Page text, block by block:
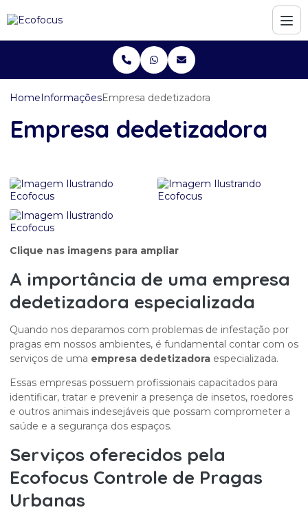
HomeInformaçõesEmpresa dedetizadora
Empresa dedetizadora
Clique nas imagens para ampliar
A importância de uma empresa
dedetizadora especializada
Quando nos deparamos com problemas de infestação por
pragas em nossos ambientes, é fundamental contar com os
serviços de uma empresa dedetizadora especializada.
Essas empresas possuem profissionais capacitados para
identificar, tratar e prevenir a presença de insetos, roedores
e outros animais indesejáveis que possam comprometer a
saúde e a segurança dos espaços.
Serviços oferecidos pela
Ecofocus Controle de Pragas
Urbanas